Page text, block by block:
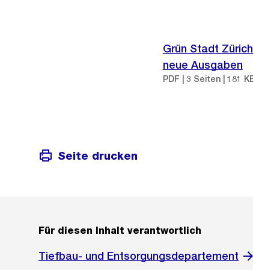
Grün Stadt
neue Ausgaben
PDF | 3 Seiten | 181
Seite drucken
Für diesen Inhalt verantwortlich
Tiefbau- und Entsorgungsdepartement